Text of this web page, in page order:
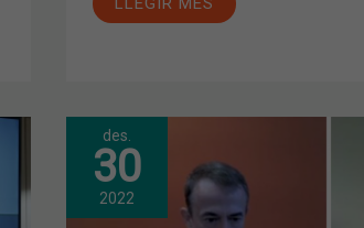
des.
30
2022
NOVA
EDICIÓ
DEL
CURS
“ACTUALITZACIÓ